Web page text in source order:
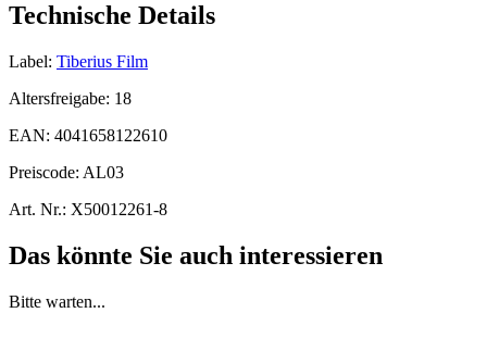
Technische Details
Label: Tiberius Film
Altersfreigabe: 18
EAN: 4041658122610
Preiscode: AL03
Art. Nr.: X50012261-8
Das könnte Sie auch interessieren
Bitte warten...